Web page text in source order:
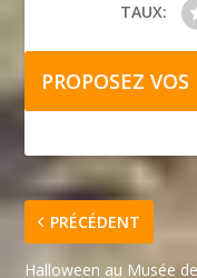
TAUX:
PROPOSEZ
PRÉCÉDENT
Halloween au Musée